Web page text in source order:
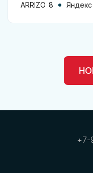
ARRIZO 8 Яндекс
+7-